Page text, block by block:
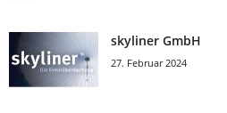
skyliner GmbH
27. Februar 2024